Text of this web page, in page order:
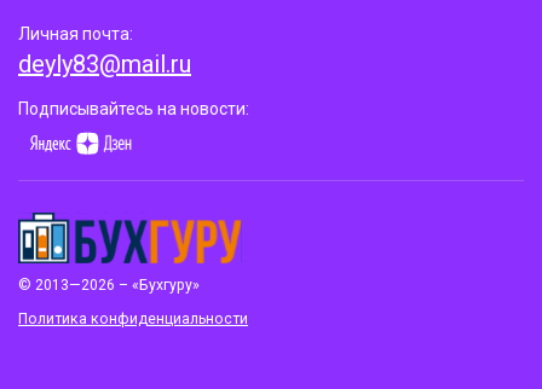
© 2013—2026 – «Бухгуру»
Политика конфиденциальности
Личная почта:
deyly83@mail.ru
Подписывайтесь на новости: